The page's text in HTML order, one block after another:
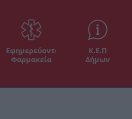
Εφημερεύοντα
Φαρμακεία
Κ.Ε.Π
Δήμων